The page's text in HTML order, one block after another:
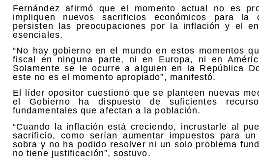
Fernández afirmó que el momento actual no es
impliquen nuevos sacrificios económicos para la
persisten las preocupaciones por la inflación y el
esenciales.
“No hay gobierno en el mundo en estos momentos
fiscal en ninguna parte, ni en Europa, ni en
Solamente se le ocurre a alguien en la República
este no es el momento apropiado”, manifestó.
El líder opositor cuestionó que se planteen nuevas
el Gobierno ha dispuesto de suficientes
fundamentales que afectan a la población.
“Cuando la inflación está creciendo, incrustarle al
sacrificio, como serían aumentar impuestos para
sobra y no ha podido resolver ni un solo problema
no tiene justificación”, sostuvo.